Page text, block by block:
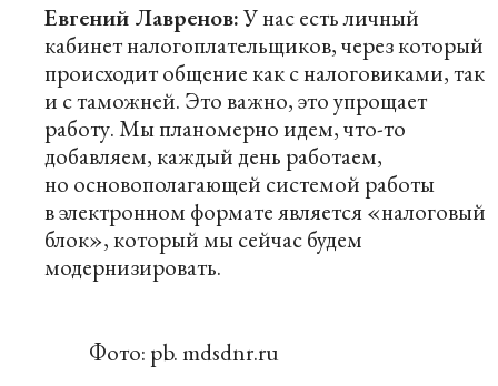
Евгений Лавренов:У нас есть личный
кабинет налогоплательщиков, через который
происходит общение как с налоговиками, так
и с таможней. Это важно, это упрощает
работу. Мы планомерно идем, что-то
добавляем, каждый день работаем,
но основополагающей системой работы
в электронном формате является «налоговый
блок», который мы сейчас будем
модернизировать.
Фото: pb. mdsdnr.ru